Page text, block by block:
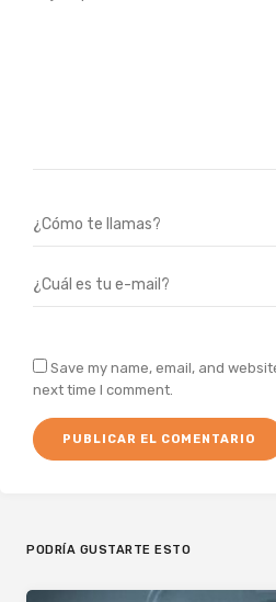
Save my name, email, and
next time I comment.
PODRÍA GUSTARTE ESTO